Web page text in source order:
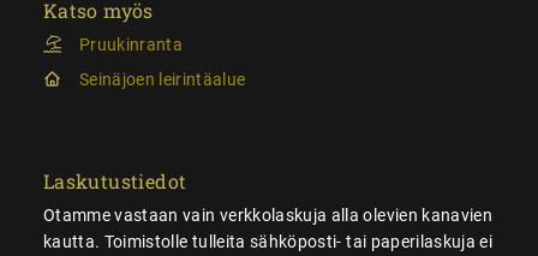
Katso myös
Pruukinranta
Seinäjoen leirintäalue
Laskutustiedot
Otamme vastaan vain verkkolaskuja alla olevien kanavien
kautta. Toimistolle tulleita sähköposti- tai paperilaskuja ei